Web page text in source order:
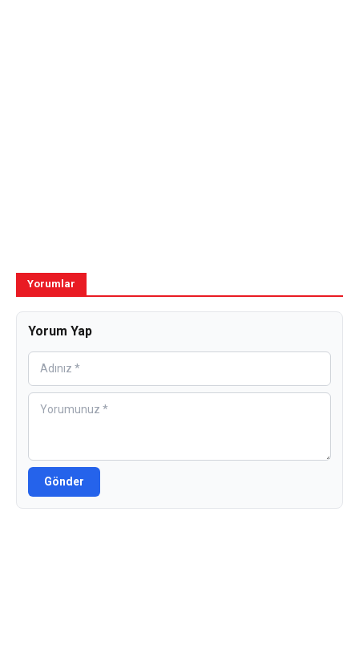
Yorumlar
Yorum Yap
Gönder